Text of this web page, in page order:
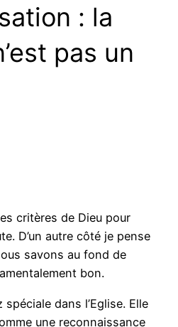
: la
pas un
critères de Dieu pour
D’un autre côté je pense
savons au fond de
bon.
dans l’Eglise. Elle
une reconnaissance